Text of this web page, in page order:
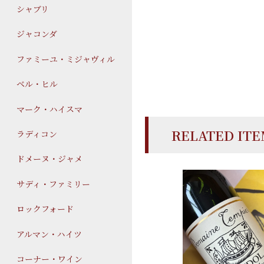
シャブリ
ジャコンダ
ファミーユ・ミジャヴィル
ベル・ヒル
マーク・ハイスマ
ラディコン
ドメーヌ・ジャメ
サディ・ファミリー
ロックフォード
アルマン・ハイツ
コーナー・ワイン
RELATED